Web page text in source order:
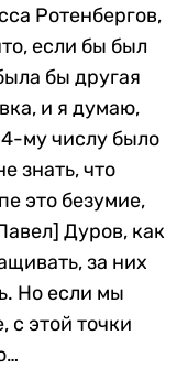
Ротенбергов,
если бы был
бы другая
и я думаю,
му числу было
знать, что
это безумие,
Дуров, как
за них
Но если мы
с этой точки